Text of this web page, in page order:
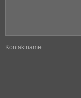
Kontaktname